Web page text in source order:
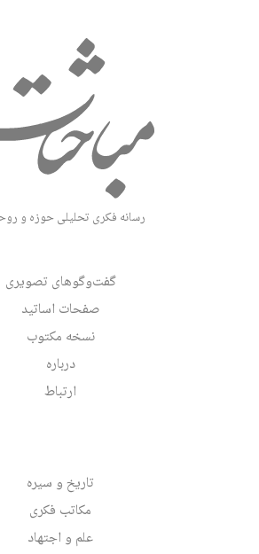
رسانه فکری تحلیلی حوزه و
گفت‌وگوهای تصویری
صفحات اساتید
نسخه مکتوب
درباره
ارتباط
تاریخ و سیره
مکاتب فکری
علم و اجتهاد